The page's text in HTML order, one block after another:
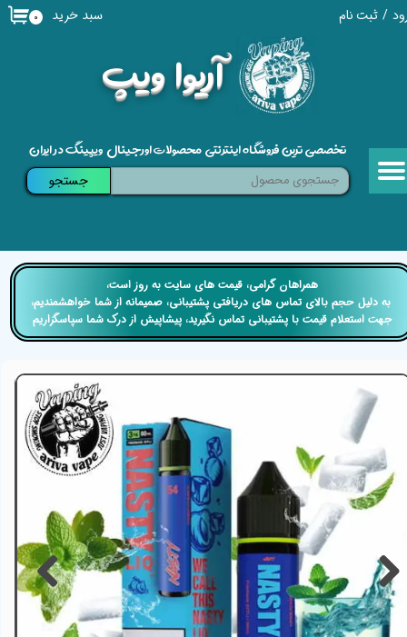
/ ثبت نام
حساب کاربری من
خروج از حساب کاربری
​آریوا ویپ
۰ سبد خرید
تخصصی ترین فروشگاه اینترنتی محصولات اورجینال ویپینگ در ایران
جستجو
​​همراهان گرامی، قیمت های سایت به روز است،
​​​​​​​ به دلیل حجم بالای تماس های دریافتی پشتیبانی، صمیمانه از شما خواهشمندیم،
جهت استعلام قیمت با پشتیبانی تماس نگیرید، پیشاپیش از درک شما سپاسگزاریم